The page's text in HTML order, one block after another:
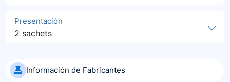
Presentación
2 sachets
Información de Fabricantes